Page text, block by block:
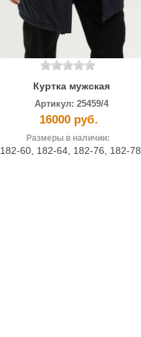
Куртка мужская
Артикул: 25459/4
16000 руб.
Размеры в наличии:
182-60, 182-64, 182-76, 182-78